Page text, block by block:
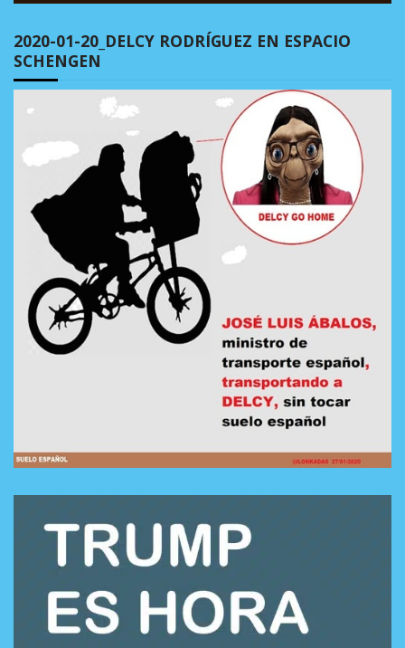
2020-01-20_DELCY RODRÍGUEZ EN ESPACIO
SCHENGEN